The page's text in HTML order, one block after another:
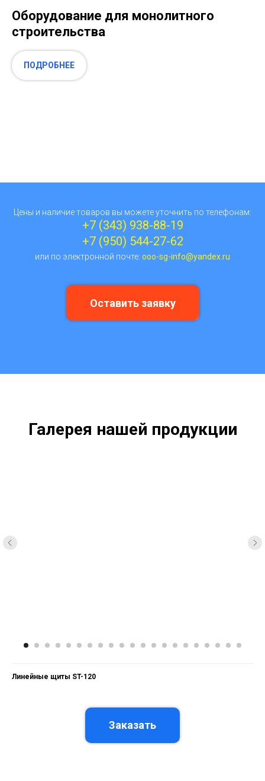
Оборудование для монолитного
строительства
ПОДРОБНЕЕ
Цены и наличие товаров вы можете уточнить по телефонам:
+7 (343) 938-88-19
+7 (950) 544-27-62
или по электронной почте: ooo-sg-info@yandex.ru
Оставить заявку
Галерея нашей продукции
Линейные щиты ST-120
Заказать